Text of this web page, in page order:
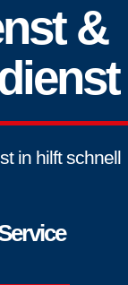
&
in hilft schnell